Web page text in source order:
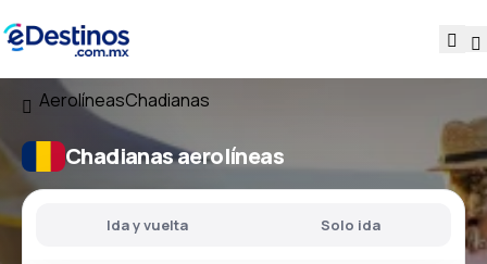
AerolíneasChadianas
Chadianas aerolíneas
Ida y vuelta Solo ida